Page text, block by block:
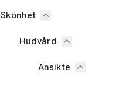
Skönhet
Hudvård
Ansikte